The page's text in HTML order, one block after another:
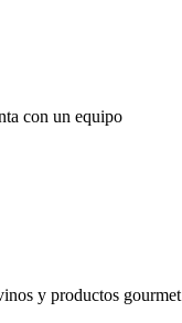
con un equipo
y productos gourmet